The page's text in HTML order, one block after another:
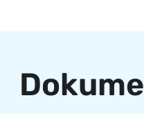
Dokume